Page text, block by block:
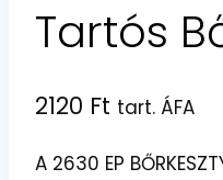
Tartós
2120 Ft tart. ÁFA
A 2630 EP